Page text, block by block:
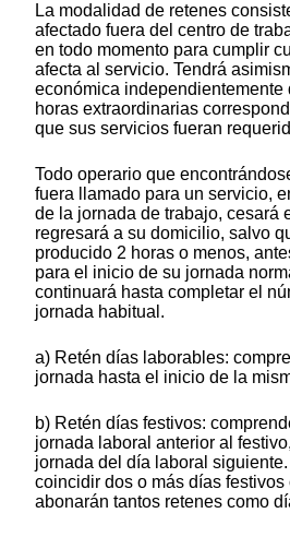
La modalidad de retenes
afectado fuera del centro de
en todo momento para cumplir
afecta al servicio. Tendrá
económica independientemente
horas extraordinarias
que sus servicios fueran
Todo operario que
fuera llamado para un servicio,
de la jornada de trabajo, cesará
regresará a su domicilio, salvo
producido 2 horas o menos,
para el inicio de su jornada
continuará hasta completar el
jornada habitual.
a) Retén días laborables:
jornada hasta el inicio de la
b) Retén días festivos:
jornada laboral anterior al
jornada del día laboral
coincidir dos o más días
abonarán tantos retenes como